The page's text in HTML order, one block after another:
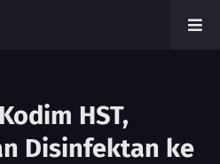
HST,
Disinfektan ke